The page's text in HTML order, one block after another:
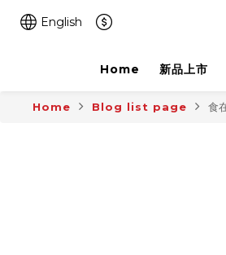
English
Home 新品上市
Home Blog list page 食